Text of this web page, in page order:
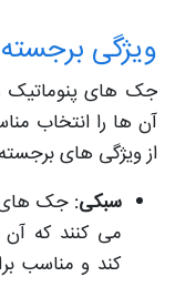
ویژگی
جک های پنوماتیک
آن ها را انتخاب
از ویژگی های
سبکی:جک های
می کنند که
کند و مناسب